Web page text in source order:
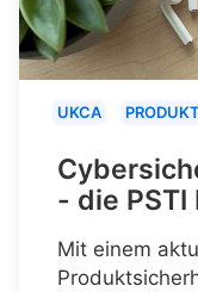
UKCA
- die PSTI
Mit einem